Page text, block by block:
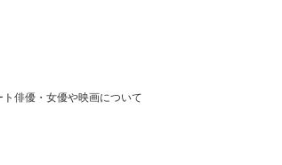
俳優・女優や映画について